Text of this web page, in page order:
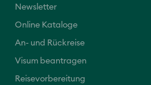
Newsletter
Online Kataloge
An- und Rückreise
Visum beantragen
Reisevorbereitung